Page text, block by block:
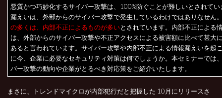
悪質かつ巧妙化するサイバー攻撃は、100%防ぐことが難しいとされてい
漏えいは、外部からのサイバー攻撃で発生しているわけではありなせん
の多くは、内部不正によるものが多いとされています。内部不正による
は、外部からのサイバー攻撃や不正アクセスによる被害額に比べて甚大
あると言われています。サイバー攻撃や内部不正による情報漏えいを起
に今、企業に必要なセキュリティ対策は何でしょうか。本セミナーでは
バー攻撃の動向や企業がとるべき対応策をご紹介いたします。
まさに、トレンドマイクロが内部犯行だと把握した 10月にリリースさ